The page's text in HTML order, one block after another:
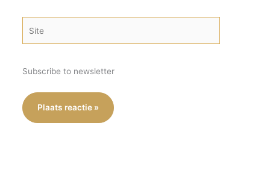
Subscribe to newsletter